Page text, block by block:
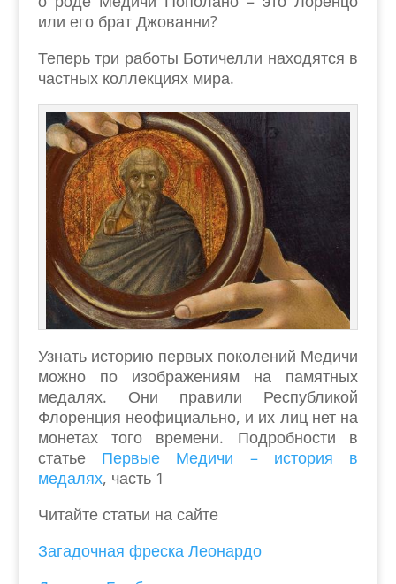
или его брат Джованни?
Теперь три работы Ботичелли находятся в
частных коллекциях мира.
Узнать историю первых поколений Медичи
можно по изображениям на памятных
медалях. Они правили Республикой
Флоренция неофициально, и их лиц нет на
монетах того времени. Подробности в
статьеПервые Медичи – история в
медалях, часть 1
Читайте статьи на сайте
Загадочная фреска Леонардо